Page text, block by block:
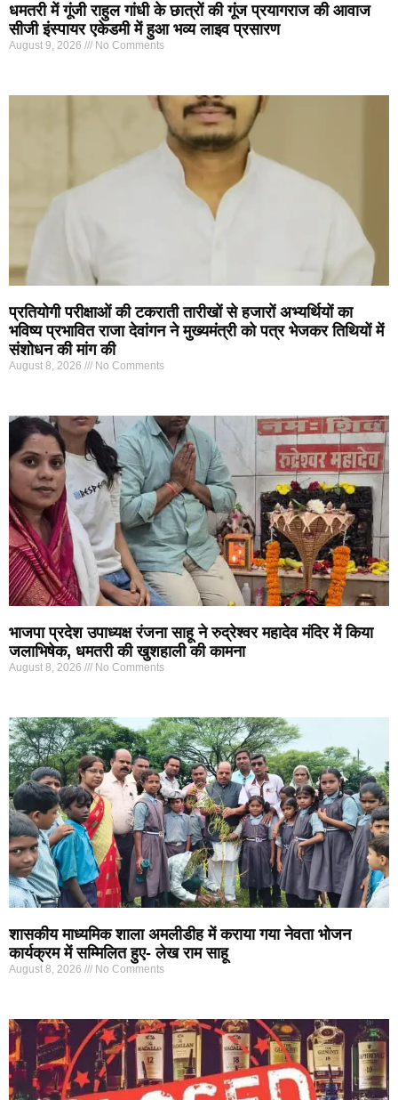
धमतरी में गूंजी राहुल गांधी के छात्रों की गूंज प्रयागराज की आवाज
सीजी इंस्पायर एकेडमी में हुआ भव्य लाइव प्रसारण
August 9, 2026 No Comments
प्रतियोगी परीक्षाओं की टकराती तारीखों से हजारों अभ्यर्थियों का
भविष्य प्रभावित राजा देवांगन ने मुख्यमंत्री को पत्र भेजकर तिथियों में
संशोधन की मांग की
August 8, 2026 No Comments
भाजपा प्रदेश उपाध्यक्ष रंजना साहू ने रुद्रेश्वर महादेव मंदिर में किया
जलाभिषेक, धमतरी की खुशहाली की कामना
August 8, 2026 No Comments
शासकीय माध्यमिक शाला अमलीडीह में कराया गया नेवता भोजन
कार्यक्रम में सम्मिलित हुए- लेख राम साहू
August 8, 2026 No Comments